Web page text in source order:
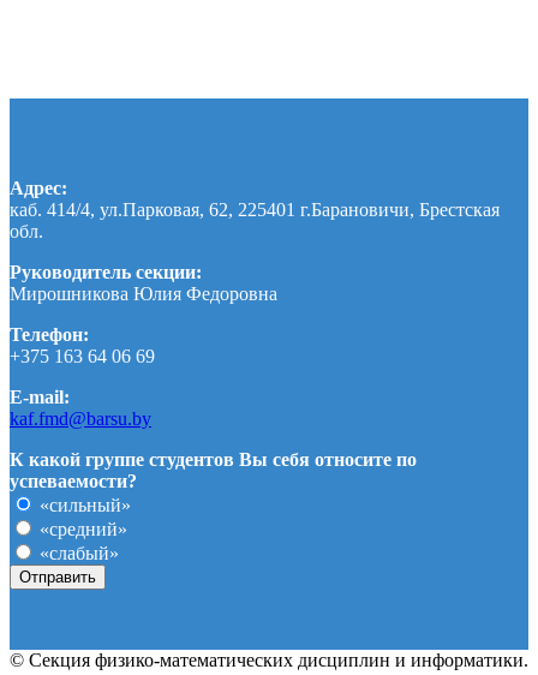
Адрес:
каб. 414/4, ул.Парковая, 62, 225401 г.Барановичи, Брестская
обл.
Руководитель секции:
Мирошникова Юлия Федоровна
Телефон:
+375 163 64 06 69
E-mail:
kaf.fmd@barsu.by
К какой группе студентов Вы себя относите по
успеваемости?
«сильный»
«средний»
«слабый»
© Секция физико-математических дисциплин и информатики.